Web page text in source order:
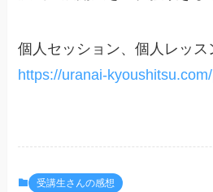
個人セッション、個人レッス
https://uranai-
受講生さんの感想